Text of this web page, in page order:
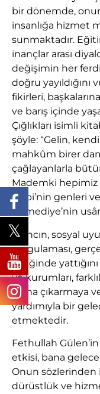
bir dönemde, onun
insanlığa hizmet
sunmaktadır.
inançlar arası
değişimin her
doğru yayıldığını
fikirleri,
ve barış içinde
Çığlıkları isimli
şöyle: “Gelin,
mahkûm birer
çağlayanlarla
Mademki hepimiz
Nebi’nin genleri
Ahmediye’nin
İnancın, sosyal
vurgulaması,
birliğinde
ve kurumları,
plana çıkarmaya
yardımıyla bir
etmektedir.
Fethullah
etkisi, bana
Onun sözlerinden
dürüstlük ve